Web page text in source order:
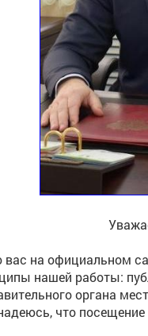
вас на официальном
нашей работы:
органа
что